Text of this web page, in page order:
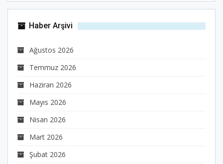
Haber Arşivi
Ağustos 2026
Temmuz 2026
Haziran 2026
Mayıs 2026
Nisan 2026
Mart 2026
Şubat 2026